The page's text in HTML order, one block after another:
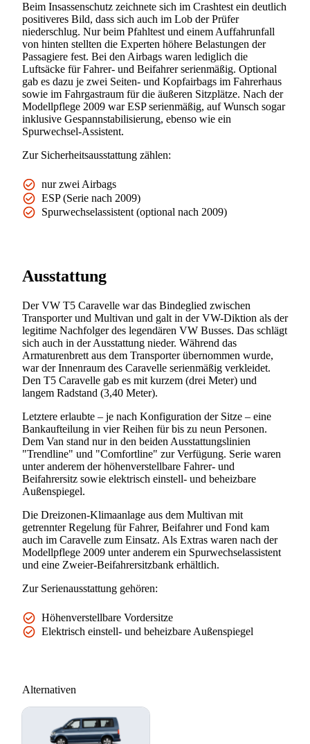
Beim Insassenschutz zeichnete sich im Crashtest ein deutlich
positiveres Bild, dass sich auch im Lob der Prüfer
niederschlug. Nur beim Pfahltest und einem Auffahrunfall
von hinten stellten die Experten höhere Belastungen der
Passagiere fest. Bei den Airbags waren lediglich die
Luftsäcke für Fahrer- und Beifahrer serienmäßig. Optional
gab es dazu je zwei Seiten- und Kopfairbags im Fahrerhaus
sowie im Fahrgastraum für die äußeren Sitzplätze. Nach der
Modellpflege 2009 war ESP serienmäßig, auf Wunsch sogar
inklusive Gespannstabilisierung, ebenso wie ein
Spurwechsel-Assistent.
Zur Sicherheitsausstattung zählen:
nur zwei Airbags
ESP (Serie nach 2009)
Spurwechselassistent (optional nach 2009)
Ausstattung
Der VW T5 Caravelle war das Bindeglied zwischen
Transporter und Multivan und galt in der VW-Diktion als der
legitime Nachfolger des legendären VW Busses. Das schlägt
sich auch in der Ausstattung nieder. Während das
Armaturenbrett aus dem Transporter übernommen wurde,
war der Innenraum des Caravelle serienmäßig verkleidet.
Den T5 Caravelle gab es mit kurzem (drei Meter) und
langem Radstand (3,40 Meter).
Letztere erlaubte – je nach Konfiguration der Sitze – eine
Bankaufteilung in vier Reihen für bis zu neun Personen.
Dem Van stand nur in den beiden Ausstattungslinien
"Trendline" und "Comfortline" zur Verfügung. Serie waren
unter anderem der höhenverstellbare Fahrer- und
Beifahrersitz sowie elektrisch einstell- und beheizbare
Außenspiegel.
Die Dreizonen-Klimaanlage aus dem Multivan mit
getrennter Regelung für Fahrer, Beifahrer und Fond kam
auch im Caravelle zum Einsatz. Als Extras waren nach der
Modellpflege 2009 unter anderem ein Spurwechselassistent
und eine Zweier-Beifahrersitzbank erhältlich.
Zur Serienausstattung gehören:
Höhenverstellbare Vordersitze
Elektrisch einstell- und beheizbare Außenspiegel
Alternativen